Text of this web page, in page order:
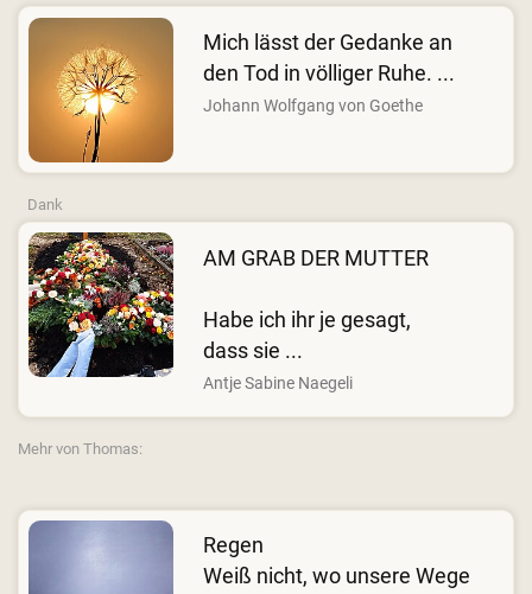
Mich lässt der Gedanke an
den Tod in völliger Ruhe. ...
Johann Wolfgang von Goethe
Dank
AM GRAB DER MUTTER
Habe ich ihr je gesagt,
dass sie ...
Antje Sabine Naegeli
Mehr von Thomas:
Regen
Weiß nicht, wo unsere Wege